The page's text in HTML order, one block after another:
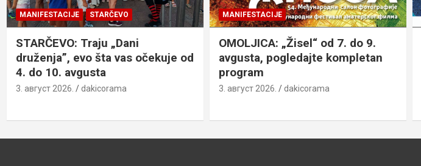
MANIFESTACIJE STARČEVO
STARČEVO: Traju „Dani
druženja”, evo šta vas očekuje od
4. do 10. avgusta
3. август 2026. dakicorama
MANIFESTACIJE
OMOLJICA: „Žisel“ od 7. do 9.
avgusta, pogledajte kompletan
program
3. август 2026. dakicorama